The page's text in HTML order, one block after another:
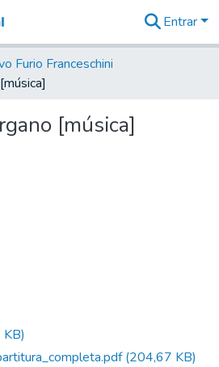
&
Coleções
Tudo na
Digital
Entrar
Furio Franceschini
[música]
(204,67 KB)